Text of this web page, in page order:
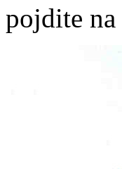
pojdite na